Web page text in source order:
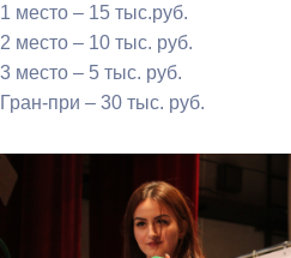
1 место – 15 тыс.руб.
2 место – 10 тыс. руб.
3 место – 5 тыс. руб.
Гран-при – 30 тыс. руб.